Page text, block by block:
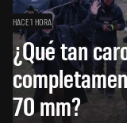
HACE 1 HORA
¿Qué tan
70 mm?